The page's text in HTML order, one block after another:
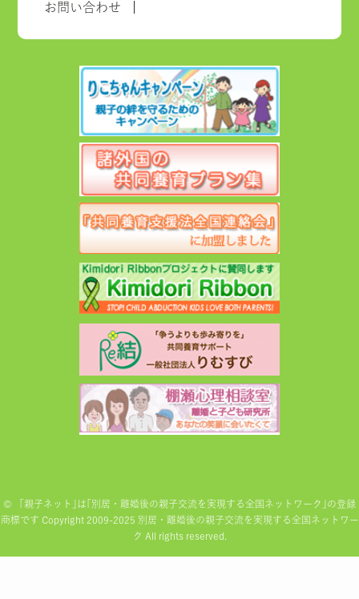
お問い合わせ
© 「親子ネット｣は｢別居・離婚後の親子交流を実現する全国ネットワーク｣の登録
商標です Copyright 2009-2025 別居・離婚後の親子交流を実現する全国ネットワー
ク All rights reserved.